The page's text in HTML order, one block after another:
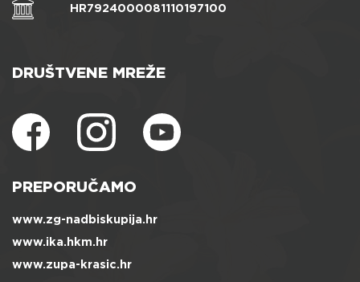
HR7924000081110197100
DRUŠTVENE MREŽE
PREPORUČAMO
www.zg-nadbiskupija.hr
www.ika.hkm.hr
www.zupa-krasic.hr